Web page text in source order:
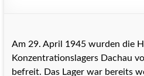
Am 29. April 1945 wurden die
Konzentrationslagers Dachau
befreit. Das Lager war bereits